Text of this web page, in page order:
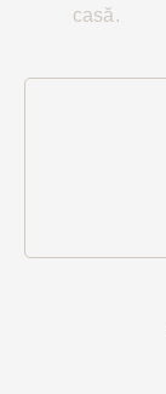
casă.